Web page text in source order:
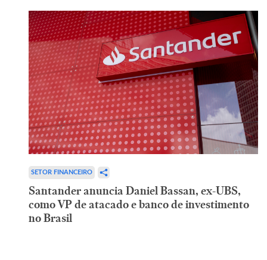
SETOR FINANCEIRO
Santander anuncia Daniel Bassan, ex-UBS,
como VP de atacado e banco de investimento
no Brasil